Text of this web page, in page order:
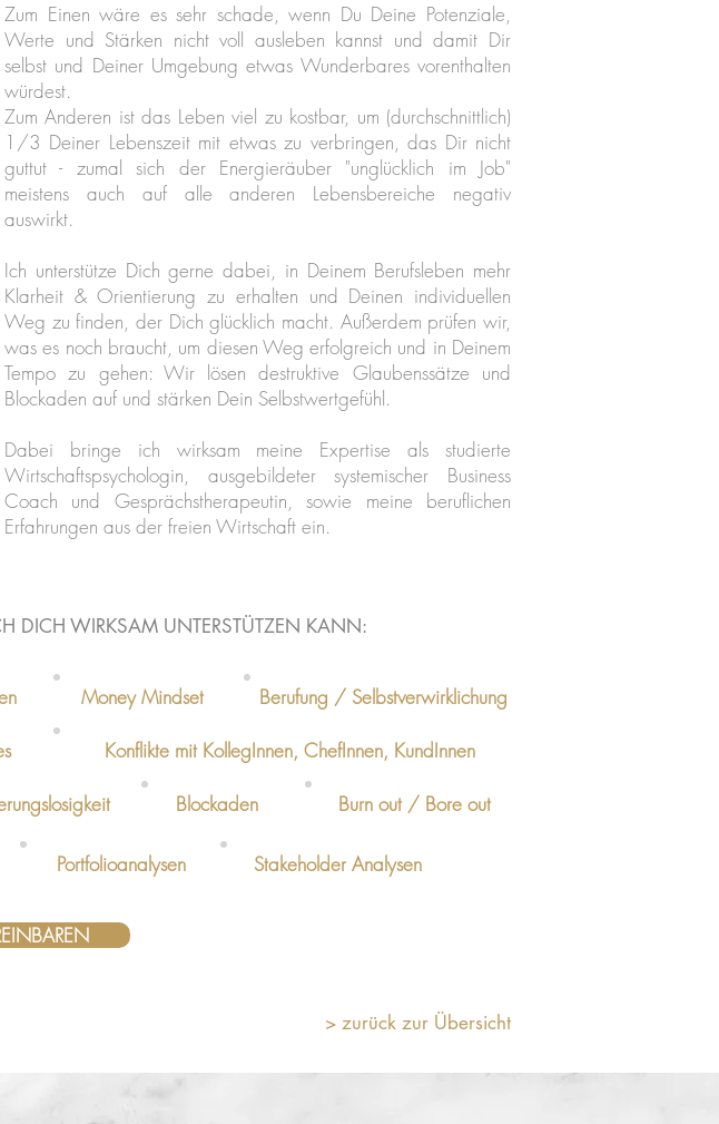
Zum Einen wäre es sehr schade, wenn Du Deine Potenziale,
Werte und Stärken nicht voll ausleben kannst und damit Dir
selbst und Deiner Umgebung etwas Wunderbares vorenthalten
würdest.
Zum Anderen ist das Leben viel zu kostbar, um (durchschnittlich)
1/3 Deiner Lebenszeit mit etwas zu verbringen, das Dir nicht
guttut - zumal sich der Energieräuber "unglücklich im Job"
meistens auch auf alle anderen Lebensbereiche negativ
auswirkt.
Ich unterstütze Dich gerne dabei, in Deinem Berufsleben mehr
Klarheit & Orientierung zu erhalten und Deinen individuellen
Weg zu finden, der Dich glücklich macht. Außerdem prüfen wir,
was es noch braucht, um diesen Weg erfolgreich und in Deinem
Tempo zu gehen: Wir lösen destruktive Glaubenssätze und
Blockaden auf und stärken Dein Selbstwertgefühl.
Dabei bringe ich wirksam meine Expertise als studierte
Wirtschaftspsychologin, ausgebildeter systemischer Business
Coach und Gesprächstherapeutin, sowie meine beruflichen
Erfahrungen aus der freien Wirtschaft ein.
DICH WIRKSAM UNTERSTÜTZEN KANN:
Money Mindset Berufung / Selbstverwirklichung
Konflikte mit KollegInnen, ChefInnen, KundInnen
Blockaden Burn out / Bore out
Portfolioanalysen Stakeholder Analysen
> zurück zur Übersicht